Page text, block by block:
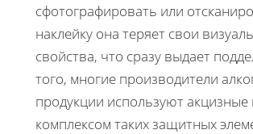
сфотографировать или
наклейку она теряет свои
свойства, что сразу выдает
того, многие производители
продукции используют акцизные
комплексом таких защитных